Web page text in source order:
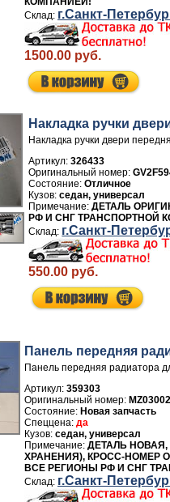
г.Санкт-
1500.00 руб.
Накладка ручки
Накладка ручки двери
Артикул:326433
Отличное
седан, универсал
ДЕТАЛЬ
РФ И СНГ ТРАНСПОРТНОЙ
г.Санкт-
550.00 руб.
Панель передняя
Панель передняя радиатора
Артикул: 359303
Новая запчасть
да
седан, универсал
ДЕТАЛЬ НОВАЯ,
ХРАНЕНИЯ), КРОСС-НОМЕР
ВСЕ РЕГИОНЫ РФ И СНГ
г.Санкт-